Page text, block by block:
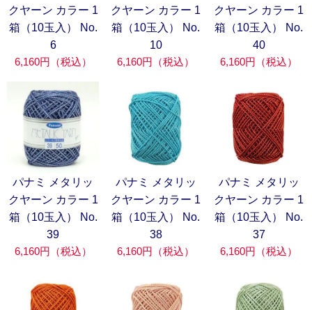
クヤーン カラー 1
箱（10玉入） No.
6
6,160円（税込）
クヤーン カラー 1
箱（10玉入） No.
10
6,160円（税込）
クヤーン カラー 1
箱（10玉入） No.
40
6,160円（税込）
パナミ メタリッ
クヤーン カラー 1
箱（10玉入） No.
39
6,160円（税込）
パナミ メタリッ
クヤーン カラー 1
箱（10玉入） No.
38
6,160円（税込）
パナミ メタリッ
クヤーン カラー 1
箱（10玉入） No.
37
6,160円（税込）